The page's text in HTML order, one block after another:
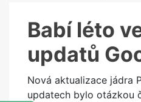
Babí léto
updatů
Nová aktualizace jádra
updatech bylo otázkou